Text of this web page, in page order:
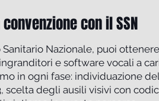
con il SSN
Nazionale, puoi
e software vocali a
in ogni fase: individuazione
scelta degli ausili visivi con